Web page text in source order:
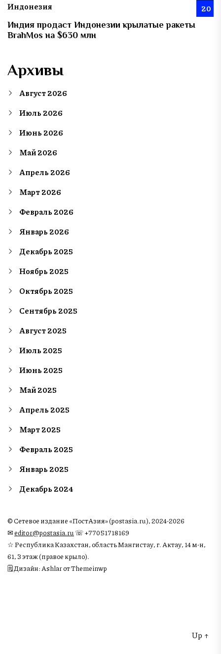
Индонезия 20
Индия продаст Индонезии крылатые ракеты
BrahMos на $630 млн
Архивы
Август 2026
Июль 2026
Июнь 2026
Май 2026
Апрель 2026
Март 2026
Февраль 2026
Январь 2026
Декабрь 2025
Ноябрь 2025
Октябрь 2025
Сентябрь 2025
Август 2025
Июль 2025
Июнь 2025
Май 2025
Апрель 2025
Март 2025
Февраль 2025
Январь 2025
Декабрь 2024
© Сетевое издание «ПостАзия» (postasia.ru), 2024-2026
✉︎editor@postasia.ru ☏ +77051718169
☆ Республика Казахстан, область Мангистау, г. Актау, 14 м-н,
61, 3 этаж (правое крыло).
🗒 Дизайн: Ashlar от Themeinwp
Up ↑